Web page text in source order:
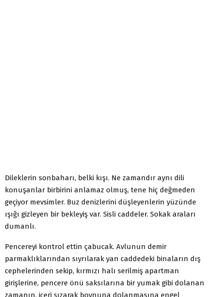
Dileklerin sonbaharı, belki kışı. Ne zamandır aynı dili
konuşanlar birbirini anlamaz olmuş, tene hiç değmeden
geçiyor mevsimler. Buz denizlerini düşleyenlerin yüzünde
ışığı gizleyen bir bekleyiş var. Sisli caddeler. Sokak araları
dumanlı.
Pencereyi kontrol ettin çabucak. Avlunun demir
parmaklıklarından sıyrılarak yan caddedeki binaların dış
cephelerinden sekip, kırmızı halı serilmiş apartman
girişlerine, pencere önü saksılarına bir yumak gibi dolanan
zamanın, içeri sızarak boynuna dolanmasına engel